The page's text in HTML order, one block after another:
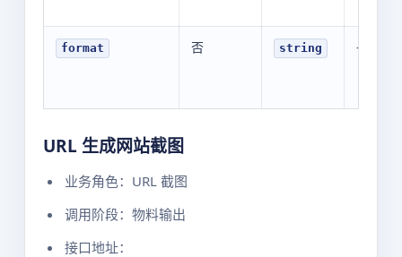
format 否 string -
URL 生成网站截图
业务角色：URL 截图
调用阶段：物料输出
接口地址：